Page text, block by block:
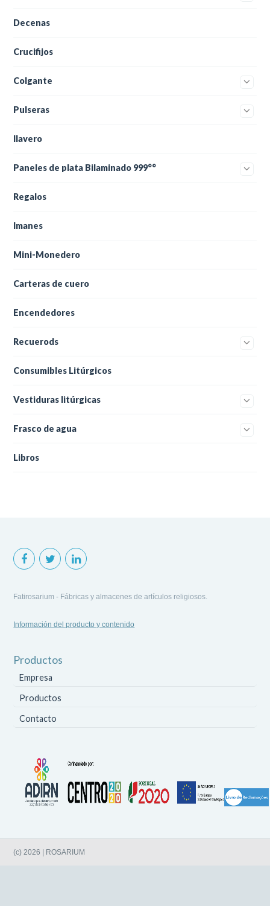
Decenas
Crucifijos
Colgante
Pulseras
llavero
Paneles de plata Bilaminado 999°°
Regalos
Imanes
Mini-Monedero
Carteras de cuero
Encendedores
Recuerods
Consumibles Litúrgicos
Vestiduras litúrgicas
Frasco de agua
Libros
Fatirosarium - Fábricas y almacenes de artículos religiosos.
Información del producto y contenido
Productos
Empresa
Productos
Contacto
(c) 2026 | ROSARIUM